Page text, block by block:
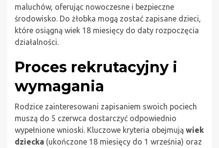
maluchów, oferując nowoczesne i bezpieczne
środowisko. Do żłobka mogą zostać zapisane dzieci,
które osiągną wiek 18 miesięcy do daty rozpoczęcia
działalności.
Proces rekrutacyjny i
wymagania
Rodzice zainteresowani zapisaniem swoich pociech
muszą do 5 czerwca dostarczyć odpowiednio
wypełnione wnioski. Kluczowe kryteria obejmują wiek
dziecka (ukończone 18 miesięcy do 1 września) oraz